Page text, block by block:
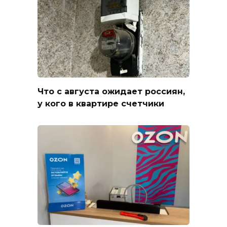
Что с августа ожидает россиян,
у кого в квартире счетчики